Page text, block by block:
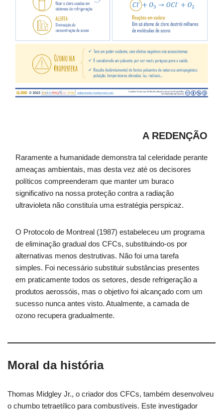
A REDENÇÃO
Raramente a humanidade demonstra tal celeridade perante
ameaças ambientais, mas desta vez até os decisores
políticos compreenderam que manter um buraco
significativo na nossa proteção contra a radiação
ultravioleta não constituía uma estratégia perspicaz.
O Protocolo de Montreal (1987) estabeleceu um programa
de eliminação gradual dos CFCs, substituindo-os por
alternativas menos destrutivas. Não foi uma tarefa
simples. Foi necessário substituir substâncias presentes
em praticamente todos os setores, desde refrigeração a
produtos aerossóis, mas o objetivo foi alcançado com um
sucesso nunca antes visto. Atualmente, a camada de
ozono recupera gradualmente.
Moral da história
Thomas Midgley Jr., o criador dos CFCs, também desenvolveu
o chumbo tetraetílico para combustíveis. Este investigador